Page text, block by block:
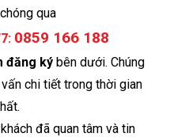
qua
0859 166 188
đăng ký bên dưới. Chúng
chi tiết trong thời gian
đã quan tâm và tin